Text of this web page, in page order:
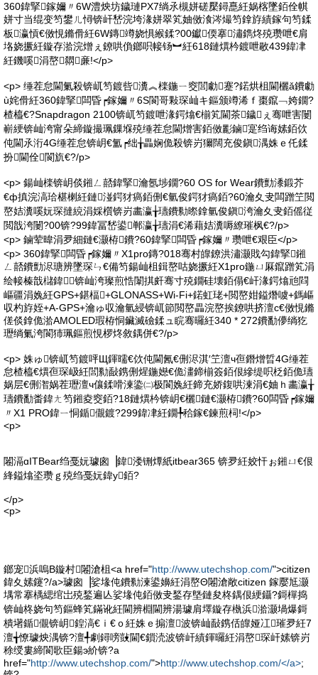
360鍏掔鎵嬭〃6W澧炴坊鐬璉PX7绱氶槻姘磋檿鐞嗭紝娲楁墜銆佺帺
姘寸当绲变笉鐢ㄦ憳锛屽嵆浣垮湪姘翠笂妯傚湌涔熶笉鎿斿績鎵句笉鍒
板瀛愩€傚悓鏅傦紝6W鏄竴娆惧緱鍒?00钀偄搴潚鐫炵殑瓒呭€肩
垎娆撅紝鏇存湁浣熷ぇ鐐哄偩鎯呮帹钖︼紝618鏈熼枔鍍呭敭439鍏冿
紝鐖嗘涓嶅閷亷!</p>
<p> 缍茬怠閫氭殺锛屼笉鍍呰瀵︽檪鍦ㄧ窔閭勮蹇?鍩烘柤閫欐ǎ鐨勮
ù姹傦紝360鍏掔闆昏┍鎵嬭〃6S閬哥敤琛屾キ鏂颁竴浠ｆ棗鑹﹁姱鐗?
楂橀€?Snapdragon 2100锛屼笉鍍呭湪鍔熻€椾笂閫茶鐬ぇ骞呭害闄
嶄綆锛屾洿甯朵締鏇撮珮鏁堢殑缍茬怠閫熷害銆傚彲鏀寔绉诲嫊銆佽
伅閫氶洐4G缍茬怠锛岄€氳┍绌╁畾娴佹殺锛岃獮闊充俊鎭湡姝ｅ仛鍒
扮閫佺閬斻€?/p>
<p> 鍚屾檪锛岄倓鎺ㄥ嚭鍏掔瀹氬埗鐗?60 OS for Wear鐨勯潻鍛芥
€ф搷浣滈珨椹楋紝鏈湴鍔犲瘑銆侀€氫俊鍔犲瘑銆?60瀹夊叏闆蹭笁閲
嶅姞瀵嗘妧琛撻綂涓婇櫍锛岃畵瀛╁瓙鐨勬暩鎿氫俊鎭洿瀹夊叏銆傜従
閲戠洿闄?00锛?99鍏冨嵆鍙郸瀛╁瓙涓€浠藉姞瀵嗕繚璀枫€?/p>
<p> 鏀荤暐涓夛細鏈€灏栫鐨?60鍏掔闆昏┍鎵嬭〃瓒呭€艰臣</p>
<p> 360鍏掔闆昏┍鎵嬭〃X1pro鏄?018骞村皥鐐洪潚灏戝勾鍏掔鎺
ㄥ嚭鐨勯浕瑭辨墜琛ㄣ€備笉鍚屾柤鍓嶅咕娆撅紝X1pro鍦ㄩ厤鑹蹭笂涓
绘帹榛戠櫧鍏╂锛屾洿璨煎悎闈掑皯骞寸殑鐗硅壊銆傝€屽湪鍔熻兘閰
嶇疆涓婏紝GPS+鍖楅+GLONASS+Wi-Fi+鍩虹珯+閲嶅姏鎰熸噳+鎷嶇
収杓斿姪+A-GPS+瀹ゅ収瀹氫綅锛屼節閲嶅畾浣嶅挨鐐哄挤澶с€傚悓鏅
傞倓鎿佹湁AMOLED瑕栫恫鑶滅礆鍒ュ睆骞曪紝340 * 272鐨勫儚绱犵
瓑绱氭洿閬犻珮鏂煎悓椤炵敘鍝併€?/p>
<p> 姝ゅ锛屼笉鍍呯Щ鍕曘€佽伅閫氥€侀浕淇′笁澶ч亱鐕熷晢4G缍茬
怠楂橀€熼亱琛岋紝閭勬敮鎸侀煋鍦嬨€佹澅鍗椾簽銆佷縿缇呮柉銆佹瓙
娲层€侀潪娲茬瓑澶ч儴鍒嗗湅鍌㈡极閬婏紝鍗充娇鍑哄湅涓€妯ｈ畵瀛╁
瓙鐨勫畨鍏ㄤ笉鎺夌窔銆?18鏈熼枔锛岄€欐鏈€灏栫鐨?60闆昏┍鎵嬭
〃X1 PRO鍏ㄧ恫鍎儬鍍?299鍏冿紝鐗╄秴鎵€鍊煎柌!</p>
<p>
闂滆ɑITBear绉戞妧璩囪▕鍏溇铏燂紙itbear365 锛夛紝姣忓ぉ鎺ㄩ€佷
綘鎰熻垐瓒ｇ殑绉戞妧鍏у銆?
</p>
<p>
鎯宠浜嗚В鏇村闂滄柤<a href="http://www.utechshop.com/">citizen
鍏夊嫊鑳?/a>璩囪▕娑堟伅鐨勬湅鍙嬶紝涓嶅Θ闂滄敞citizen 鎵嬮尪灏
堣常搴楀緦绾岀殑鍫遍亾娑堟伅銆傚叏鍫存墍鏈夋柊鍝佷綆鑷?鎶樿捣
锛屾柊娆句笉鏂蜂笂鏋讹紝閫辨棩閫辨湯璩肩墿鏇存槸浜湁灏堝爆鎶
樻墸鍎儬锛岄鍠滈€ｉ€ｏ紝姝ｅ搧澶波锛屾敮鎸佸皥娅冮璀夛紝7
澶╅憭璩炴湡锛?澶╃劇鐞嗙敱閫€鎻涜波锛屽績鍕曪紝涓嶅琛屽嫊锛岃
稌绶婁締閬歌臣鍚э紒锛?a
href="http://www.utechshop.com/">http://www.utechshop.com/</a>;